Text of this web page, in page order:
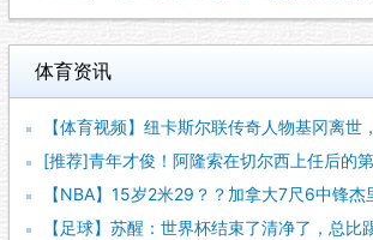
体育资讯
【体育视频】纽卡斯尔联传奇人物基冈离世，主教
[推荐]青年才俊！阿隆索在切尔西上任后的
【NBA】15岁2米29？？加拿大7尺6中锋杰
【足球】苏醒：世界杯结束了清净了，总比踢到一